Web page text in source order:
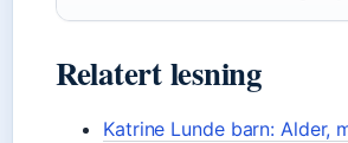
Relatert lesning
Katrine Lunde barn: Alder,